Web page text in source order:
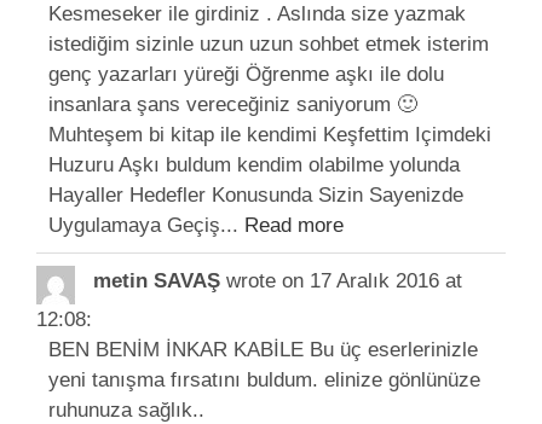
Kesmeseker ile girdiniz . Aslında size yazmak
istediğim sizinle uzun uzun sohbet etmek isterim
genç yazarları yüreği Öğrenme aşkı ile dolu
insanlara şans vereceğiniz saniyorum 🙂
Muhteşem bi kitap ile kendimi Keşfettim Içimdeki
Huzuru Aşkı buldum kendim olabilme yolunda
Hayaller Hedefler Konusunda Sizin Sayenizde
Uygulamaya Geçiş... Read more
metin SAVAŞ wrote on 17 Aralık 2016 at
12:08:
BEN BENİM İNKAR KABİLE Bu üç eserlerinizle
yeni tanışma fırsatını buldum. elinize gönlünüze
ruhunuza sağlık..